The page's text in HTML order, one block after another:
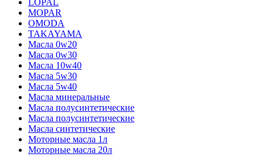
LOPAL
MOPAR
OMODA
TAKAYAMA
Масла 0w20
Масла 0w30
Масла 10w40
Масла 5w30
Масла 5w40
Масла минеральные
Масла полусинтетические
Масла полусинтетические
Масла синтетические
Моторные масла 1л
Моторные масла 20л